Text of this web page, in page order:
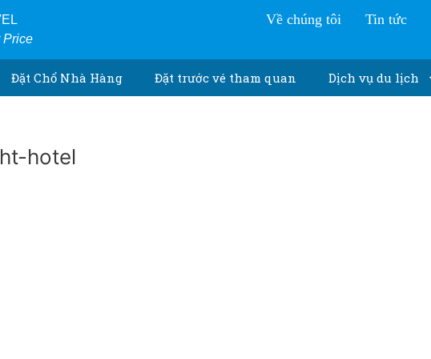
Price
Về chúng tôi Tin tức
Đặt Chổ Nhà Hàng Đặt trước vé tham quan Dịch vụ du lịch
hotel